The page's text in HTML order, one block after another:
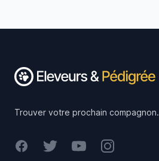
Trouver votre prochain compagnon.
FacebookTwitterYoutubeInstagram